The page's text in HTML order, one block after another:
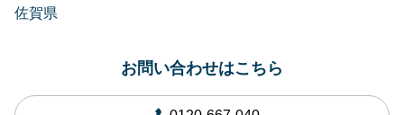
佐賀県
お問い合わせはこちら